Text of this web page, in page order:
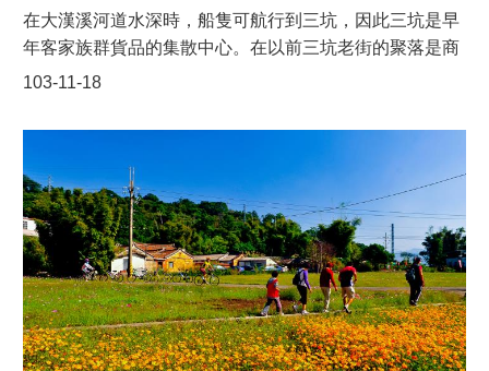
安
全
政
策
103-11-18
在大漢溪河道水深時，船隻可航行到三坑，因此三坑是早
年客家族群貨品的集散中心。在以前三坑老街的聚落是商
店的型態，其以永福宮為信仰的中心，在當時可以說是整
每天幾乎都會有茶及日用雜貨的交易。後來因為桃園大圳
通，也讓三坑吃足了苦頭，再加上石門水庫的庫建攔截了
大漢溪的水，至此也因此註定水運的停擺，也因為如此有
禁建及水源保護區的限制，使得三坑多 年來一 直無法改
建，保留了原有景象，三坑老街沒落了。三坑老街的範圍
大致上是以永福宮為聚落的核心，向外至黑白洗，老街呈
現外窄內寬的型態當時的三坑老街以永福宮為信仰的中
心，可以說是整個聚落的核心，老街聚落幾乎全是商店，